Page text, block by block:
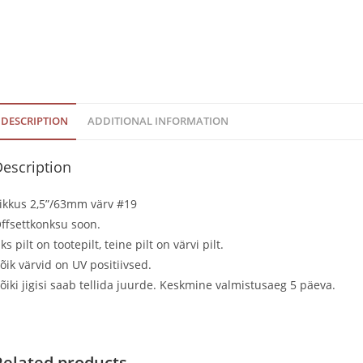
DESCRIPTION ADDITIONAL INFORMATION
2,5”/63mm värv #19
soon.
pilt on tootepilt, teine pilt on värvi pilt.
värvid on UV positiivsed.
jigisi saab tellida juurde. Keskmine valmistusaeg 5 päeva.